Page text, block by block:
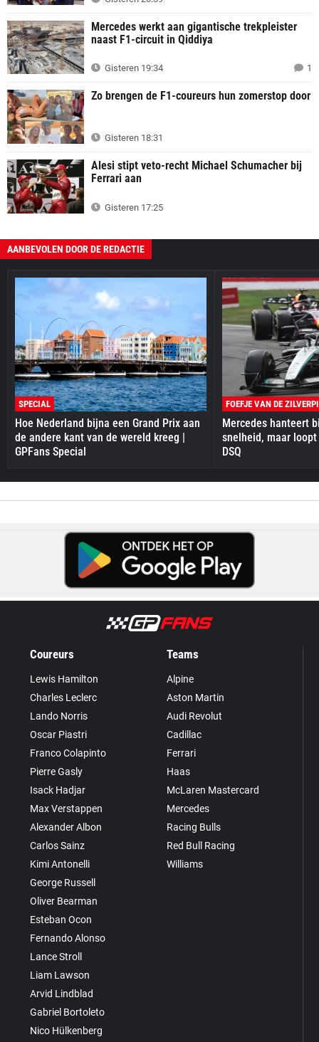
Mercedes werkt aan gigantische trekpleister
naast F1-circuit in Qiddiya
Gisteren 19:34 1
Zo brengen de F1-coureurs hun zomerstop door
Gisteren 18:31
Alesi stipt veto-recht Michael Schumacher bij
Ferrari aan
Gisteren 17:25
AANBEVOLEN DOOR DE REDACTIE
SPECIAL
Hoe Nederland bijna een Grand Prix aan
de andere kant van de wereld kreeg |
GPFans Special
FOEFJE VAN DE
Mercedes hanteert
snelheid, maar
DSQ
Coureurs
Lewis Hamilton
Charles Leclerc
Lando Norris
Oscar Piastri
Franco Colapinto
Pierre Gasly
Isack Hadjar
Max Verstappen
Alexander Albon
Carlos Sainz
Kimi Antonelli
George Russell
Oliver Bearman
Esteban Ocon
Fernando Alonso
Lance Stroll
Liam Lawson
Arvid Lindblad
Gabriel Bortoleto
Nico Hülkenberg
Teams
Alpine
Aston Martin
Audi Revolut
Cadillac
Ferrari
Haas
McLaren Mastercard
Mercedes
Racing Bulls
Red Bull Racing
Williams